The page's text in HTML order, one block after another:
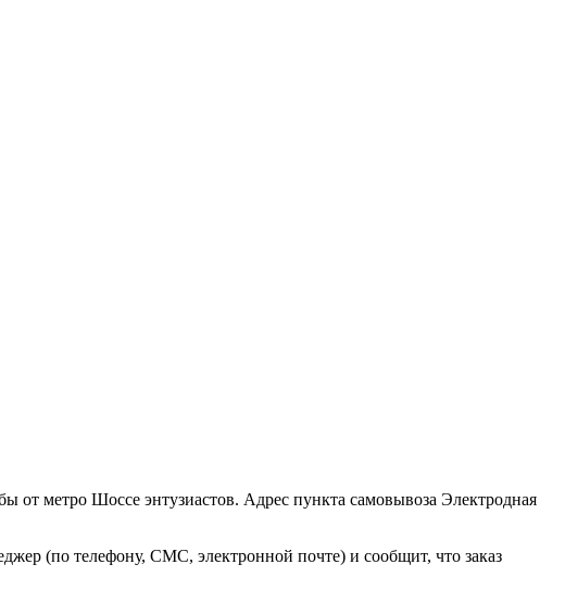
от метро Шоссе энтузиастов. Адрес пункта самовывоза Электродная
(по телефону, СМС, электронной почте) и сообщит, что заказ